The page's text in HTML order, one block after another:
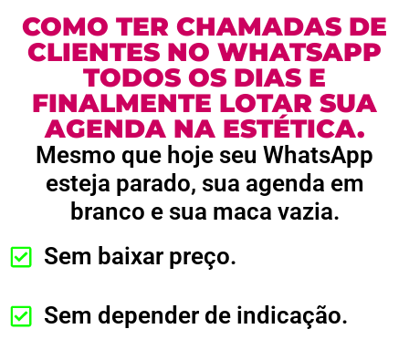
COMO TER CHAMADAS DE
CLIENTES NO WHATSAPP
TODOS OS DIAS E
FINALMENTE LOTAR SUA
AGENDA NA ESTÉTICA.
Mesmo que hoje seu WhatsApp
esteja parado, sua agenda em
branco e sua maca vazia.
Sem baixar preço.
Sem depender de indicação.